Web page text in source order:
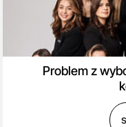
Problem z